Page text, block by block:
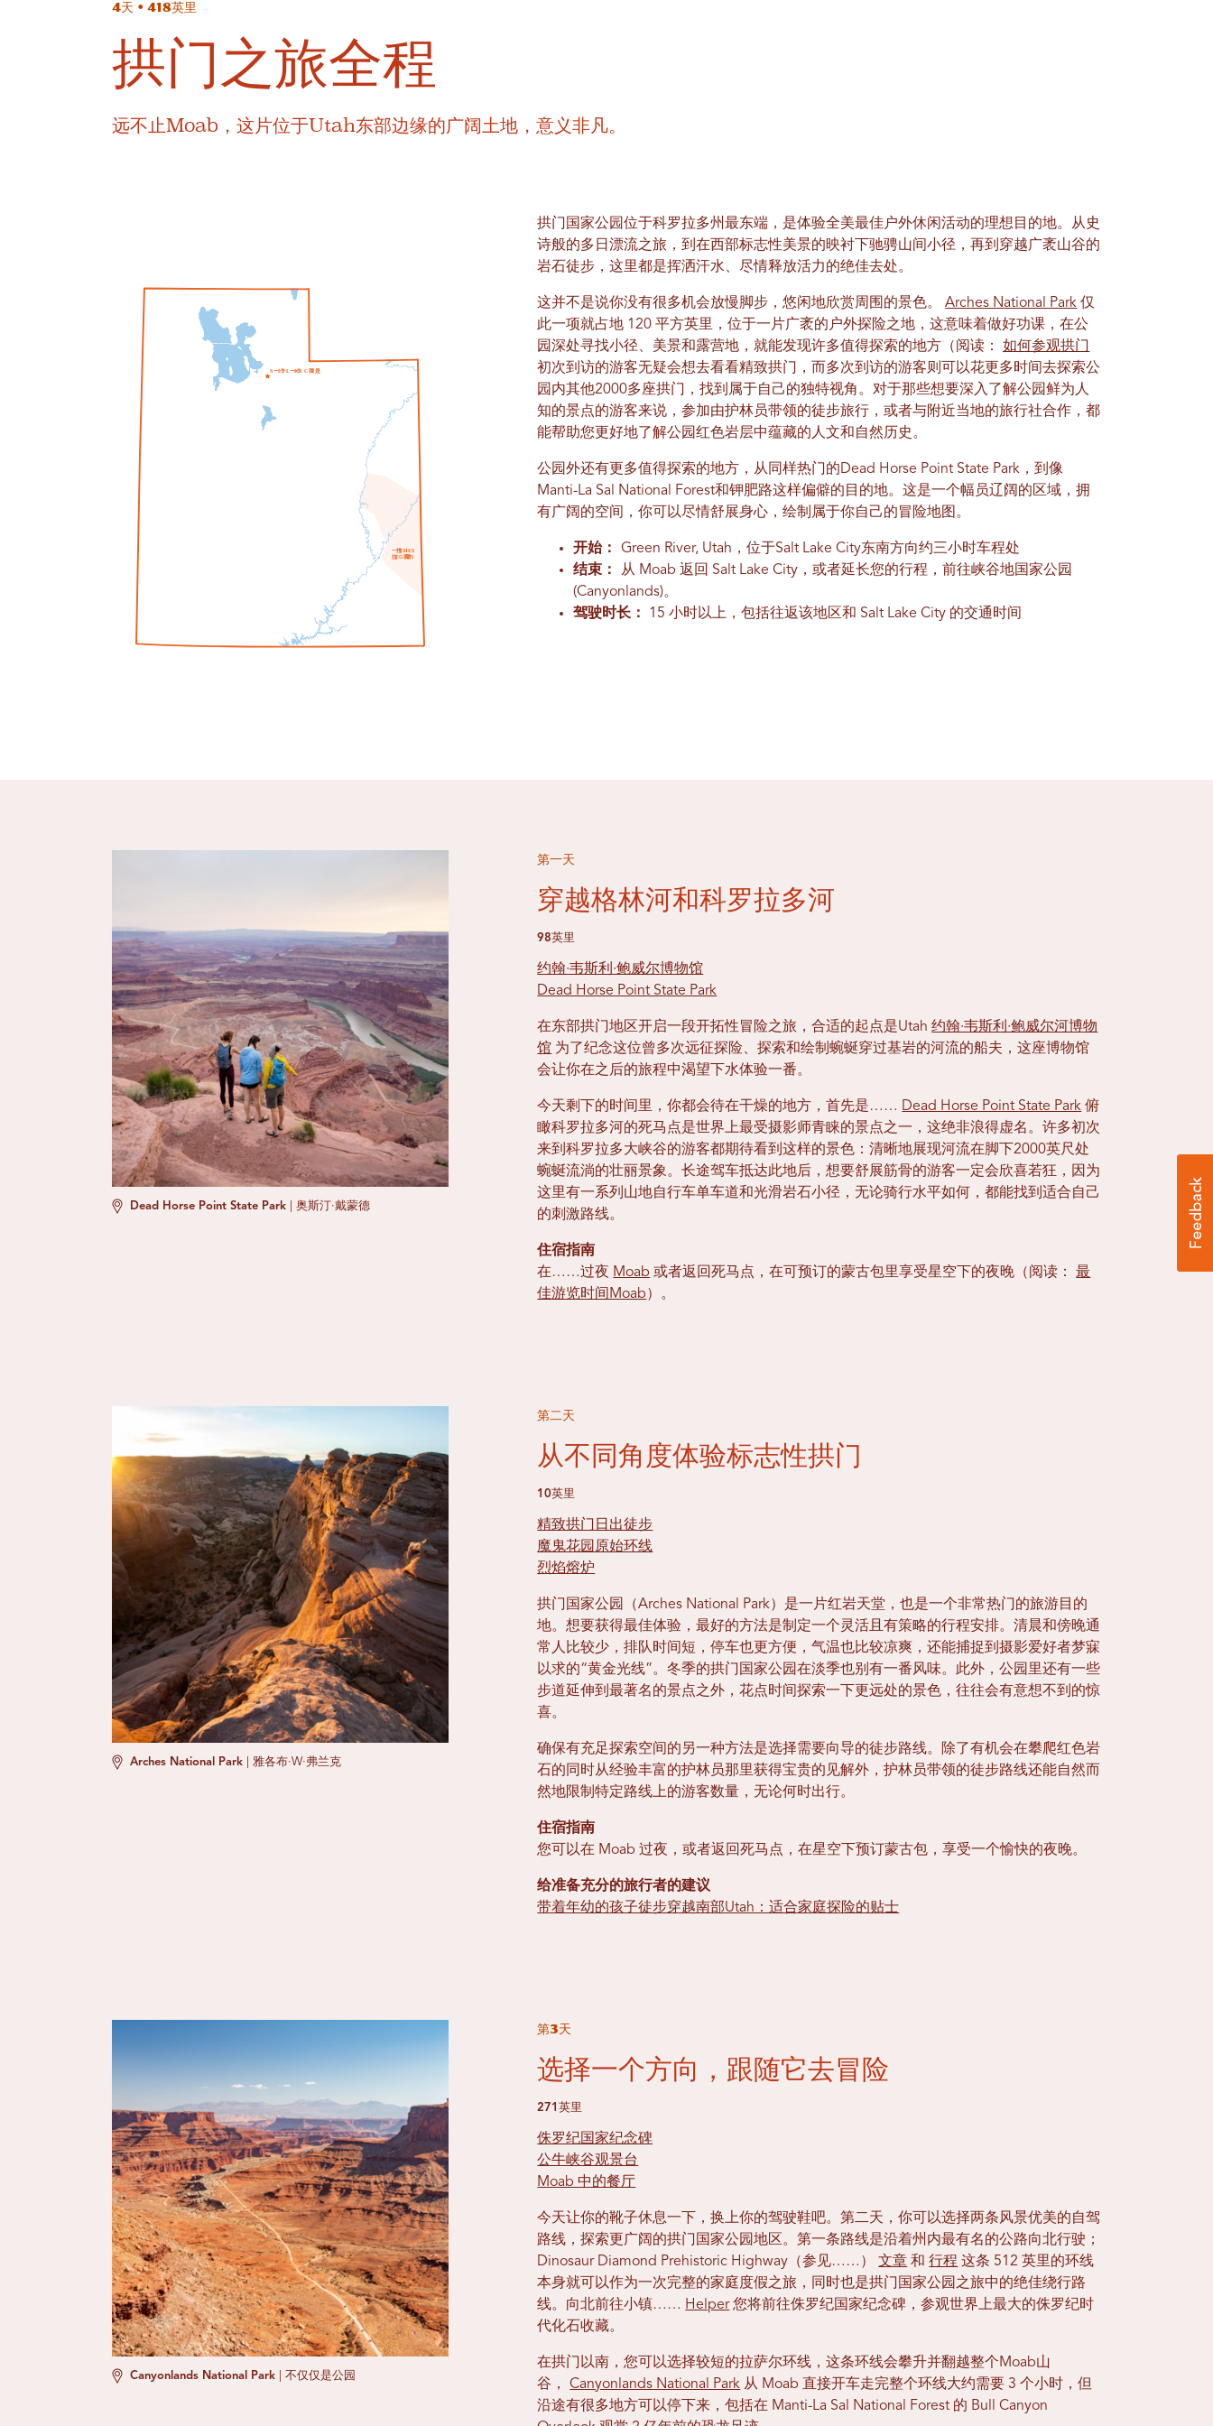
4天 • 418英里
拱门之旅全程
远不止Moab，这片位于Utah东部边缘的广阔土地，意义非凡。
一个
拉CHES
拉EG我哦N
S一个
LTL一个
KEC我T是
拱门国家公园位于科罗拉多州最东端，是体验全美最佳户外休闲活动的理想目的地。从史
诗般的多日漂流之旅，到在西部标志性美景的映衬下驰骋山间小径，再到穿越广袤山谷的
岩石徒步，这里都是挥洒汗水、尽情释放活力的绝佳去处。
这并不是说你没有很多机会放慢脚步，悠闲地欣赏周围的景色。Arches National Park 仅
此一项就占地 120 平方英里，位于一片广袤的户外探险之地，这意味着做好功课，在公
园深处寻找小径、美景和露营地，就能发现许多值得探索的地方（阅读：如何参观拱门
初次到访的游客无疑会想去看看精致拱门，而多次到访的游客则可以花更多时间去探索公
园内其他2000多座拱门，找到属于自己的独特视角。对于那些想要深入了解公园鲜为人
知的景点的游客来说，参加由护林员带领的徒步旅行，或者与附近当地的旅行社合作，都
能帮助您更好地了解公园红色岩层中蕴藏的人文和自然历史。
公园外还有更多值得探索的地方，从同样热门的Dead Horse Point State Park，到像
Manti-La Sal National Forest和钾肥路这样偏僻的目的地。这是一个幅员辽阔的区域，拥
有广阔的空间，你可以尽情舒展身心，绘制属于你自己的冒险地图。
开始：Green River, Utah，位于Salt Lake City东南方向约三小时车程处
结束： 从 Moab 返回 Salt Lake City，或者延长您的行程，前往峡谷地国家公园
(Canyonlands)。
驾驶时长：
15 小时以上，包括往返该地区和 Salt Lake City 的交通时间
Dead Horse Point State Park |奥斯汀·戴蒙德
第一天
穿越格林河和科罗拉多河
98英里
约翰·韦斯利·鲍威尔博物馆
Dead Horse Point State Park
在东部拱门地区开启一段开拓性冒险之旅，合适的起点是Utah约翰·韦斯利·鲍威尔河博物
馆 为了纪念这位曾多次远征探险、探索和绘制蜿蜒穿过基岩的河流的船夫，这座博物馆
会让你在之后的旅程中渴望下水体验一番。
今天剩下的时间里，你都会待在干燥的地方，首先是…… Dead Horse Point State Park 俯
瞰科罗拉多河的死马点是世界上最受摄影师青睐的景点之一，这绝非浪得虚名。许多初次
来到科罗拉多大峡谷的游客都期待看到这样的景色：清晰地展现河流在脚下2000英尺处
蜿蜒流淌的壮丽景象。长途驾车抵达此地后，想要舒展筋骨的游客一定会欣喜若狂，因为
这里有一系列山地自行车单车道和光滑岩石小径，无论骑行水平如何，都能找到适合自己
的刺激路线。
住宿指南
在……过夜 Moab 或者返回死马点，在可预订的蒙古包里享受星空下的夜晚（阅读：最
佳游览时间Moab ）。
Arches National Park |雅各布·W·弗兰克
第二天
从不同角度体验标志性拱门
10英里
精致拱门日出徒步
魔鬼花园原始环线
烈焰熔炉
拱门国家公园（Arches National Park）是一片红岩天堂，也是一个非常热门的旅游目的
地。想要获得最佳体验，最好的方法是制定一个灵活且有策略的行程安排。清晨和傍晚通
常人比较少，排队时间短，停车也更方便，气温也比较凉爽，还能捕捉到摄影爱好者梦寐
以求的“黄金光线”。冬季的拱门国家公园在淡季也别有一番风味。此外，公园里还有一些
步道延伸到最著名的景点之外，花点时间探索一下更远处的景色，往往会有意想不到的惊
喜。
确保有充足探索空间的另一种方法是选择需要向导的徒步路线。除了有机会在攀爬红色岩
石的同时从经验丰富的护林员那里获得宝贵的见解外，护林员带领的徒步路线还能自然而
然地限制特定路线上的游客数量，无论何时出行。
住宿指南
您可以在 Moab 过夜，或者返回死马点，在星空下预订蒙古包，享受一个愉快的夜晚。
给准备充分的旅行者的建议
带着年幼的孩子徒步穿越南部Utah：适合家庭探险的贴士
Canyonlands National Park |不仅仅是公园
第3天
选择一个方向，跟随它去冒险
271英里
侏罗纪国家纪念碑
公牛峡谷观景台
Moab 中的餐厅
今天让你的靴子休息一下，换上你的驾驶鞋吧。第二天，你可以选择两条风景优美的自驾
路线，探索更广阔的拱门国家公园地区。第一条路线是沿着州内最有名的公路向北行驶；
Dinosaur Diamond Prehistoric Highway（参见……）文章 和行程 这条 512 英里的环线
本身就可以作为一次完整的家庭度假之旅，同时也是拱门国家公园之旅中的绝佳绕行路
线。向北前往小镇…… Helper您将前往侏罗纪国家纪念碑，参观世界上最大的侏罗纪时
代化石收藏。
在拱门以南，您可以选择较短的拉萨尔环线，这条环线会攀升并翻越整个Moab山
谷，Canyonlands National Park 从 Moab 直接开车走完整个环线大约需要 3 个小时，但
沿途有很多地方可以停下来，包括在 Manti-La Sal National Forest 的 Bull Canyon